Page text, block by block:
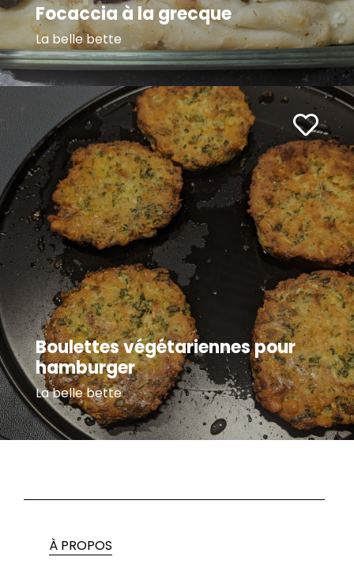
Focaccia à la grecque
La belle bette
Boulettes végétariennes pour
hamburger
La belle bette
À PROPOS